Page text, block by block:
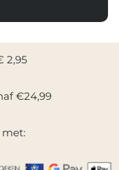
2,95
€24,99
met: